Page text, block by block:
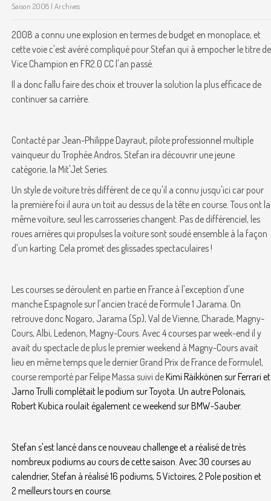
Saison 2008 | Archives
2008 a connu une explosion en termes de budget en monoplace, et
cette voie c'est avéré compliqué pour Stefan qui à empocher le titre de
Vice Champion en FR2.0 CC l'an passé.
Il a donc fallu faire des choix et trouver la solution la plus efficace de
continuer sa carrière.
Contacté par Jean-Philippe Dayraut, pilote professionnel multiple
vainqueur du Trophée Andros, Stefan ira découvrir une jeune
catégorie, la Mit'Jet Series.
Un style de voiture très différent de ce qu'il a connu jusqu'ici car pour
la première foi il aura un toit au dessus de la tête en course. Tous ont la
même voiture, seul les carrosseries changent. Pas de différenciel, les
roues arrières qui propulses la voiture sont soudé ensemble à la façon
d'un karting. Cela promet des glissades spectaculaires !
Les courses se déroulent en partie en France à l'exception d'une
manche Espagnole sur l'ancien tracé de Formule 1 Jarama. On
retrouve donc Nogaro, Jarama (Sp), Val de Vienne, Charade, Magny-
Cours, Albi, Ledenon, Magny-Cours. Avec 4 courses par week-end il y
avait du spectacle de plus le premier weekend à Magny-Cours avait
lieu en même temps que le dernier Grand Prix de France de Formule1,
course remporté par Felipe Massa suivi deKimi Räikkönen sur Ferrari et
Jarno Trulli complétait le podium sur Toyota. Un autre Polonais,
Robert Kubica roulait également ce weekend sur BMW-Sauber.
Stefan s'est lancé dans ce nouveau challenge et a réalisé de très
nombreux podiums au cours de cette saison. Avec 30 courses au
calendrier, Stefan à réalisé 16 podiums, 5 Victoires, 2 Pole position et
2 meilleurs tours en course.